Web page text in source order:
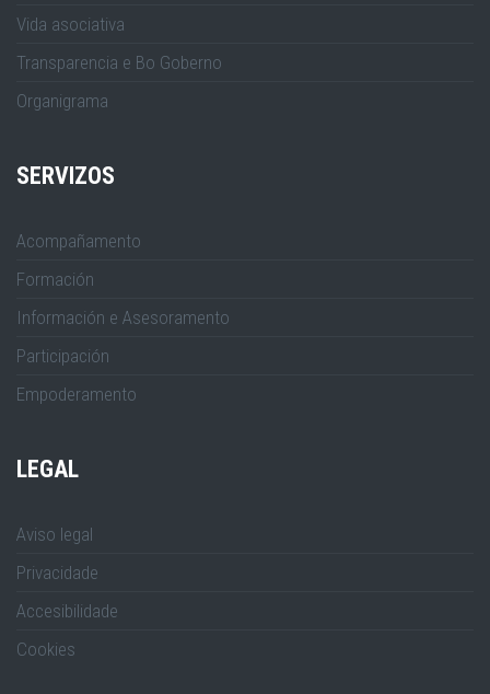
Vida asociativa
Transparencia e Bo Goberno
Organigrama
SERVIZOS
Acompañamento
Formación
Información e Asesoramento
Participación
Empoderamento
LEGAL
Aviso legal
Privacidade
Accesibilidade
Cookies